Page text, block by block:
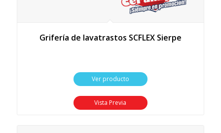
Grifería de lavatrastos SCFLEX Sierpe
Ver producto
Vista Previa